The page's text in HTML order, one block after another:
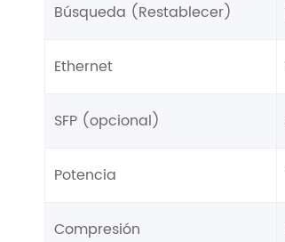
Búsqueda (Restablecer)
Ethernet
SFP (opcional)
Potencia
Compresión